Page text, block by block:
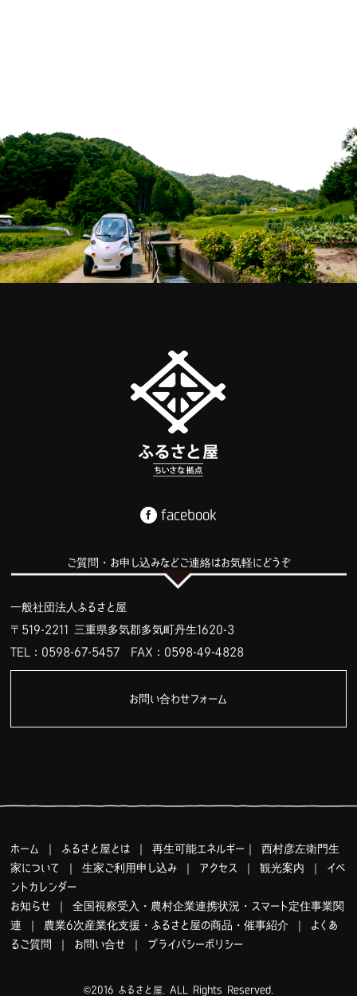
facebook
ご質問・お申し込みなどご連絡はお気軽にどうぞ
一般社団法人ふるさと屋
〒519-2211 三重県多気郡多気町丹生1620-3
TEL：0598-67-5457 FAX：0598-49-4828
お問い合わせフォーム
ホーム ふるさと屋とは ｜再生可能エネルギー ｜西村彦左衛門生
家について
｜生家ご利用申し込み アクセス ｜観光案内
イベ
ントカレンダー
お知らせ ｜全国視察受入・農村企業連携状況・スマート定住事業関
連
農業6次産業化支援・ふるさと屋の商品・催事紹介
よくあ
るご質問
お問い合せ プライバシーポリシー
©2016 ふるさと屋. ALL Rights Reserved.